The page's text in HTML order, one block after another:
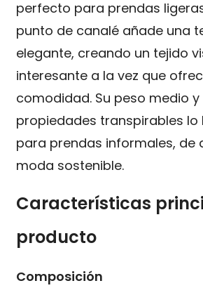
perfecto para prendas
punto de canalé añade una
elegante, creando un tejido
interesante a la vez que
comodidad. Su peso medio y
propiedades transpirables lo
para prendas informales, de
moda sostenible.
Características
producto
Composición